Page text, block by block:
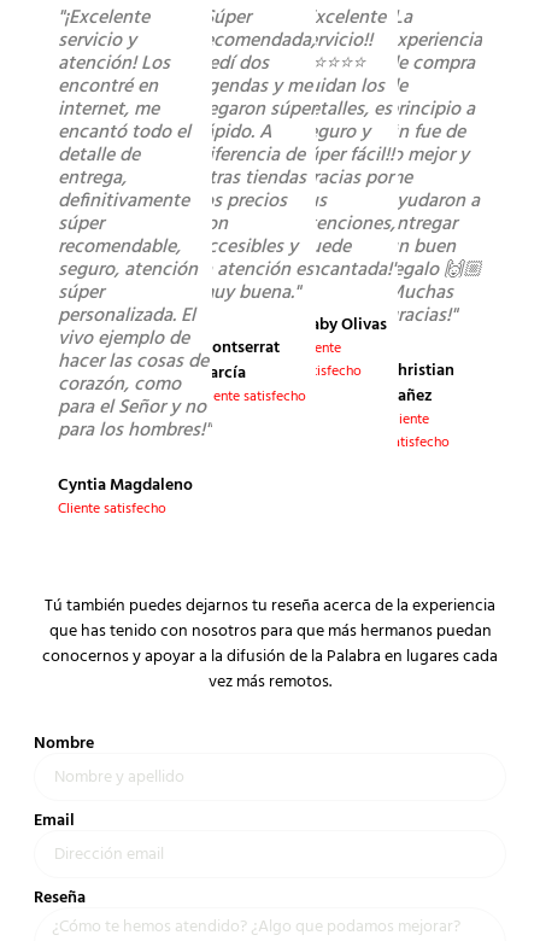
"¡Excelente
servicio y
atención! Los
encontré en
internet, me
encantó todo el
detalle de
entrega,
definitivamente
súper
recomendable,
seguro, atención
súper
personalizada. El
vivo ejemplo de
hacer las cosas de
corazón, como
para el Señor y no
para los hombres!"
Cyntia Magdaleno
Cliente satisfecho
"Súper
recomendada,
pedí dos
agendas y me
llegaron súper
rápido. A
diferencia de
otras tiendas
los precios
son
accesibles y
la atención es
muy buena."
Montserrat
García
Cliente satisfecho
"Excelente
servicio!!
⭐️⭐️⭐️⭐️⭐️
cuidan los
detalles, es
seguro y
súper fácil!!
Gracias por
sus
atenciones,
quede
encantada!"
Gaby Olivas
Cliente
satisfecho
"La
experiencia
de compra
de
principio a
fin fue de
lo mejor y
me
ayudaron a
entregar
un buen
regalo 🙌🏼
Muchas
gracias!"
Christian
Yañez
Cliente
satisfecho
Tú también puedes dejarnos tu reseña acerca de la experiencia
que has tenido con nosotros para que más hermanos puedan
conocernos y apoyar a la difusión de la Palabra en lugares cada
vez más remotos.
Nombre
Email
Reseña